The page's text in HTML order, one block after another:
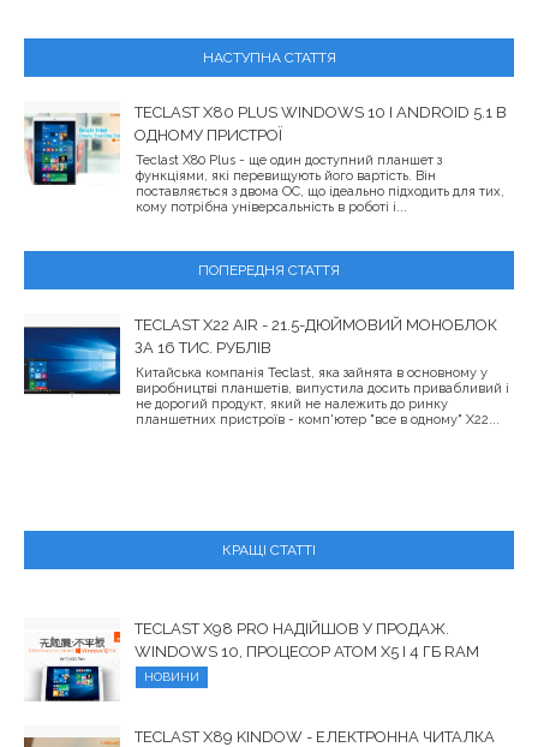
НАСТУПНА СТАТТЯ
TECLAST X80 PLUS WINDOWS 10 І ANDROID 5.1 В
ОДНОМУ ПРИСТРОЇ
Teclast X80 Plus - ще один доступний планшет з
функціями, які перевищують його вартість. Він
поставляється з двома ОС, що ідеально підходить для тих,
кому потрібна універсальність в роботі і...
ПОПЕРЕДНЯ СТАТТЯ
TECLAST X22 AIR - 21.5-ДЮЙМОВИЙ МОНОБЛОК
ЗА 16 ТИС. РУБЛІВ
Китайська компанія Teclast, яка зайнята в основному у
виробництві планшетів, випустила досить привабливий і
не дорогий продукт, який не належить до ринку
планшетних пристроїв - комп'ютер "все в одному" X22...
КРАЩІ СТАТТІ
TECLAST X98 PRO НАДІЙШОВ У ПРОДАЖ.
WINDOWS 10, ПРОЦЕСОР ATOM X5 І 4 ГБ RAM
НОВИНИ
TECLAST X89 KINDOW - ЕЛЕКТРОННА ЧИТАЛКА